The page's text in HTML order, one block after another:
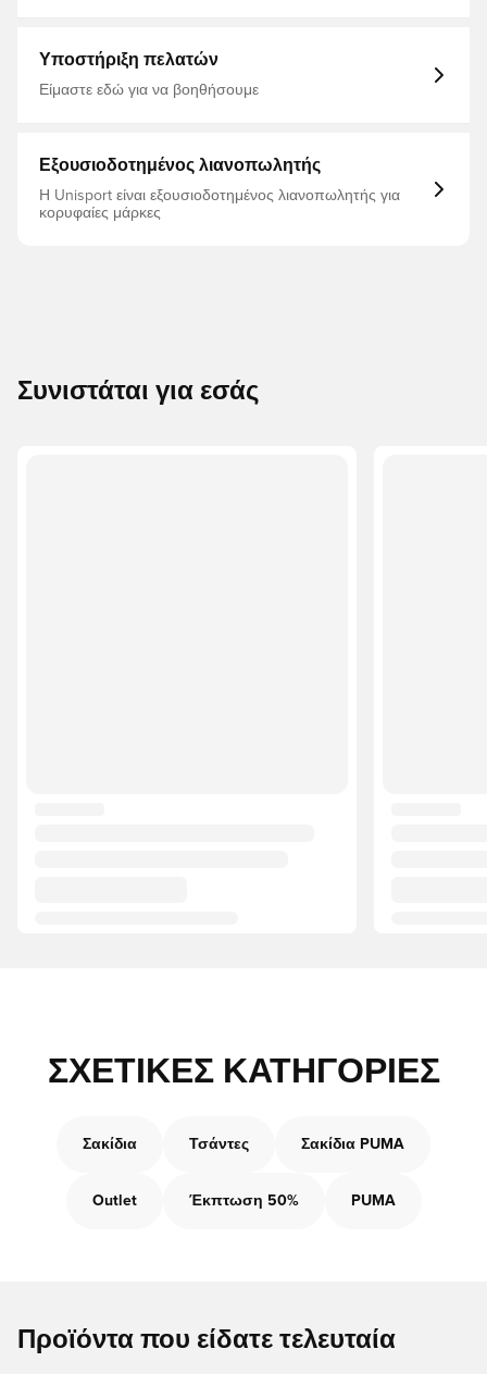
Υποστήριξη πελατών
Είμαστε εδώ για να βοηθήσουμε
Εξουσιοδοτημένος λιανοπωλητής
Η Unisport είναι εξουσιοδοτημένος λιανοπωλητής για
κορυφαίες μάρκες
Συνιστάται για εσάς
ΣΧΕΤΙΚΈΣ ΚΑΤΗΓΟΡΊΕΣ
Σακίδια Τσάντες Σακίδια PUMA
Outlet Έκπτωση 50% PUMA
Προϊόντα που είδατε τελευταία